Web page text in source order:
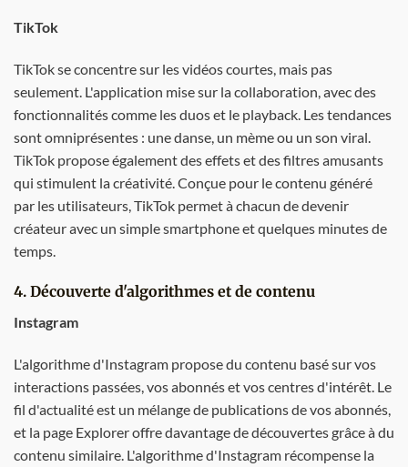
TikTok
TikTok se concentre sur les vidéos courtes, mais pas
seulement. L'application mise sur la collaboration, avec des
fonctionnalités comme les duos et le playback. Les tendances
sont omniprésentes : une danse, un mème ou un son viral.
TikTok propose également des effets et des filtres amusants
qui stimulent la créativité. Conçue pour le contenu généré
par les utilisateurs, TikTok permet à chacun de devenir
créateur avec un simple smartphone et quelques minutes de
temps.
4. Découverte d'algorithmes et de contenu
Instagram
L'algorithme d'Instagram propose du contenu basé sur vos
interactions passées, vos abonnés et vos centres d'intérêt. Le
fil d'actualité est un mélange de publications de vos abonnés,
et la page Explorer offre davantage de découvertes grâce à du
contenu similaire. L'algorithme d'Instagram récompense la